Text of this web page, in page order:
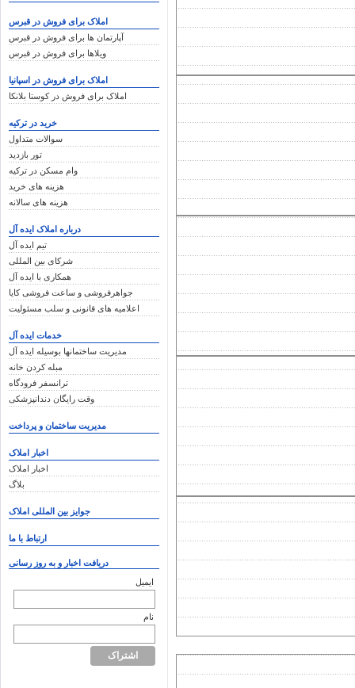
املاک برای فروش در قبرس
آپارتمان ها برای فروش در قبرس
ویلاها برای فروش در قبرس
املاک برای فروش در اسپانیا
املاک برای فروش در کوستا بلانکا
خرید در ترکیه
سوالات متداول
تور بازدید
وام مسکن در ترکیه
هزینه های خرید
هزینه های سالانه
درباره املاک ایده آل
تیم ایده آل
شرکای بین المللی
همکاری با ایده آل
جواهرفروشی و ساعت فروشی کایا
اعلامیه های قانونی و سلب مسئولیت
خدمات ایده آل
مدیریت ساختمانها بوسیله ایده آل
مبله کردن خانه
ترانسفر فرودگاه
وقت رایگان دندانپزشکی
مدیریت ساختمان و پرداخت
اخبار املاک
اخبار املاک
بلاگ
جوایز بین المللی املاک
ارتباط با ما
دریافت اخبار و به روز رسانی
ایمیل
نام